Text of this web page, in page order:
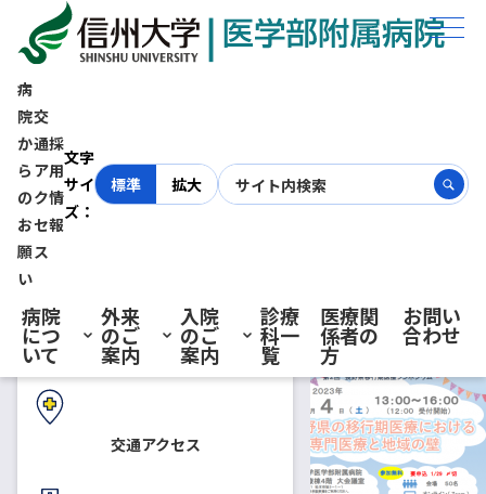
病
院
か
ら
の
お
願
い
交
通
ア
ク
セ
ス
採
用
情
報
文字
サイ
ズ：
標準 拡大
病院
につ
いて
外来
のご
案内
入院
のご
案内
診療
科一
覧
医療関
係者の
方
お問い
合わせ
ホーム
お知らせ
２月４日（土）第２回長野県移行期医療シンポジウムを開催します
２月４日（土）第２回長野県移
行期医療シンポジウムを開催し
ます
2023.01.06 お知らせ 公開講座
令和２年１０月１日、信州大
学医学部附属病院に、小児期発
症の慢性疾患患者等が成人後も
入院・ご面会の方へ
交通アクセス